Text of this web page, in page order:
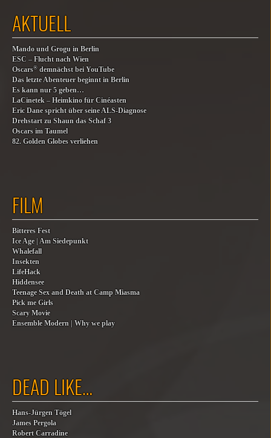
AKTUELL
Mando und Grogu in Berlin
ESC – Flucht nach Wien
Oscars® demnächst bei YouTube
Das letzte Abenteuer beginnt in Berlin
Es kann nur 5 geben…
LaCinetek – Heimkino für Cinéasten
Eric Dane spricht über seine ALS-Diagnose
Drehstart zu Shaun das Schaf 3
Oscars im Taumel
82. Golden Globes verliehen
FILM
Bitteres Fest
Ice Age | Am Siedepunkt
Whalefall
Insekten
LifeHack
Hiddensee
Teenage Sex and Death at Camp Miasma
Pick me Girls
Scary Movie
Ensemble Modern | Why we play
DEAD LIKE…
Hans-Jürgen Tögel
James Pergola
Robert Carradine